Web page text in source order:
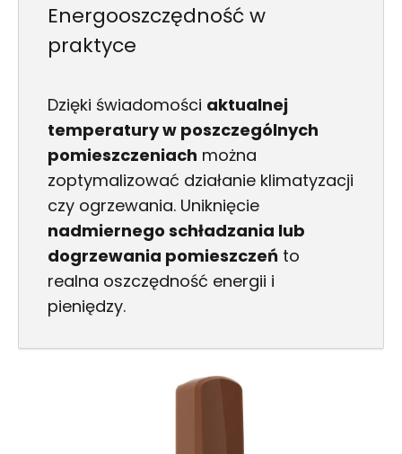
Energooszczędność w
praktyce
Dzięki świadomości aktualnej
temperatury w poszczególnych
pomieszczeniach można
zoptymalizować działanie klimatyzacji
czy ogrzewania. Uniknięcie
nadmiernego schładzania lub
dogrzewania pomieszczeń to
realna oszczędność energii i
pieniędzy.